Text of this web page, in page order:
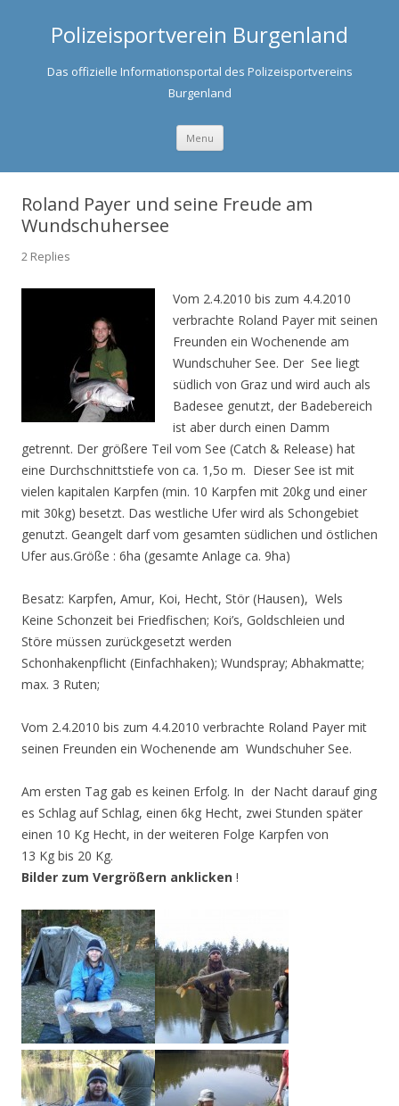
Polizeisportverein Burgenland
Das offizielle Informationsportal des Polizeisportvereins
Burgenland
Menu Skip to content
Roland Payer und seine Freude am
Wundschuhersee
2 Replies
Vom 2.4.2010 bis zum 4.4.2010
verbrachte Roland Payer mit seinen
Freunden ein Wochenende am
Wundschuher See. Der See liegt
südlich von Graz und wird auch als
Badesee genutzt, der Badebereich
ist aber durch einen Damm
getrennt. Der größere Teil vom See (Catch & Release) hat
eine Durchschnittstiefe von ca. 1,5o m. Dieser See ist mit
vielen kapitalen Karpfen (min. 10 Karpfen mit 20kg und einer
mit 30kg) besetzt. Das westliche Ufer wird als Schongebiet
genutzt. Geangelt darf vom gesamten südlichen und östlichen
Ufer aus.Größe : 6ha (gesamte Anlage ca. 9ha)
Besatz: Karpfen, Amur, Koi, Hecht, Stör (Hausen), Wels
Keine Schonzeit bei Friedfischen; Koi’s, Goldschleien und
Störe müssen zurückgesetzt werden
Schonhakenpflicht (Einfachhaken); Wundspray; Abhakmatte;
max. 3 Ruten;
Vom 2.4.2010 bis zum 4.4.2010 verbrachte Roland Payer mit
seinen Freunden ein Wochenende am Wundschuher See.
Am ersten Tag gab es keinen Erfolg. In der Nacht darauf ging
es Schlag auf Schlag, einen 6kg Hecht, zwei Stunden später
einen 10 Kg Hecht, in der weiteren Folge Karpfen von
13 Kg bis 20 Kg.
Bilder zum Vergrößern anklicken !